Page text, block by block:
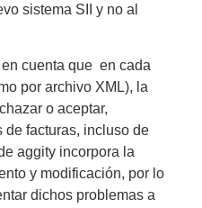
sistema SII
y no al
cuenta que en cada
por archivo XML), la
o aceptar,
de facturas, incluso de
aggity incorpora la
y modificación, por lo
dichos problemas a